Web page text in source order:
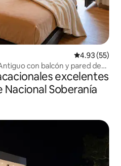
Calificación
4.93 (55)
con balcón y pared de
excelentes
Nacional Soberanía